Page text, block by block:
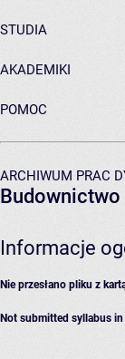
STUDIA
AKADEMIKI
POMOC
ARCHIWUM PRAC
Informacje
Nie przesłano pliku z
Not submitted syllabus